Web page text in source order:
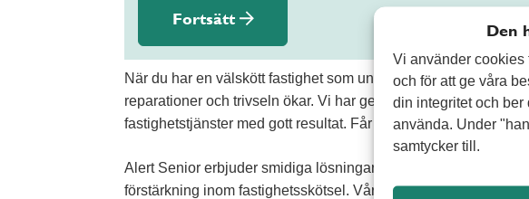
Fortsätt
När du har en välskött fastighet som underhålls regelbundet
reparationer och trivseln ökar. Vi har gedigen erfarenhet av att
fastighetstjänster med gott resultat. Får vi ta hand om din
Alert Senior erbjuder smidiga lösningar för företag och
förstärkning inom fastighetsskötsel. Vårt fokus ligger på att
Den
Vi använder cookies
och för att ge våra
din integritet och
använda. Under
samtycker till.